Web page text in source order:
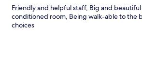
Friendly and helpful staff, Big and
conditioned room, Being walk-able to the
choices